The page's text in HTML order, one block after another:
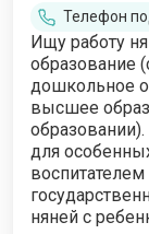
Телефон
Ищу работу
образование
дошкольное
высшее
для
няней с